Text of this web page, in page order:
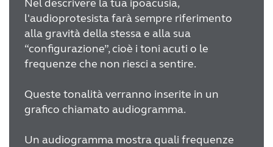
Nel descrivere la tua ipoacusia,
l'audioprotesista farà sempre riferimento
alla gravità della stessa e alla sua
“configurazione”, cioè i toni acuti o le
frequenze che non riesci a sentire.
Queste tonalità verranno inserite in un
grafico chiamato audiogramma.
Un audiogramma mostra quali frequenze